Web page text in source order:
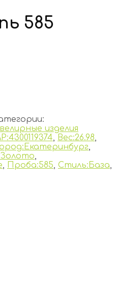
585
изделия
, Вес:26.98,
,
,
, Проба:585, Стиль:База,